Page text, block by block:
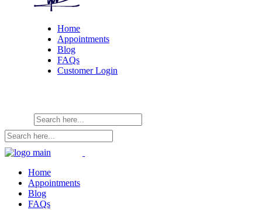
Home
Appointments
Blog
FAQs
Customer Login
Home
Appointments
Blog
FAQs